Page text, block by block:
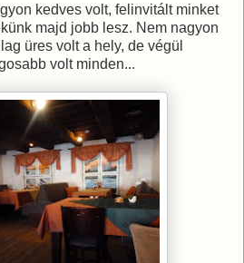
kedves volt, felinvitált minket
majd jobb lesz. Nem nagyon
üres volt a hely, de végül
volt minden...